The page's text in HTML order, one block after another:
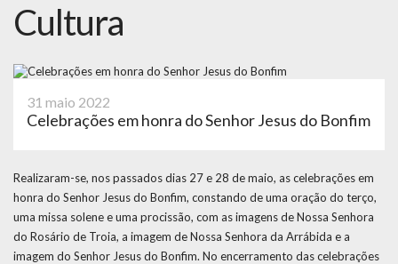
Cultura
31 maio 2022
Celebrações em honra do Senhor Jesus do Bonfim
Realizaram-se, nos passados dias 27 e 28 de maio, as celebrações em
honra do Senhor Jesus do Bonfim, constando de uma oração do terço,
uma missa solene e uma procissão, com as imagens de Nossa Senhora
do Rosário de Troia, a imagem de Nossa Senhora da Arrábida e a
imagem do Senhor Jesus do Bonfim. No encerramento das celebrações